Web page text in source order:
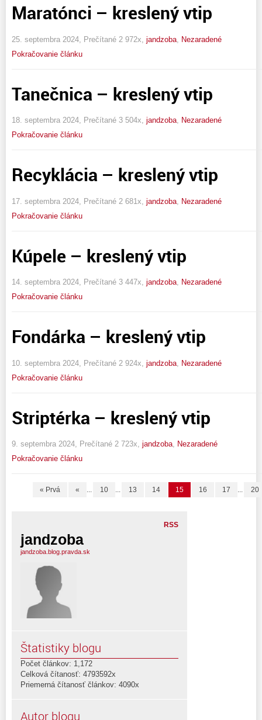
Maratónci – kreslený vtip
25. septembra 2024, Prečítané 2 972x, jandzoba Nezaradené
Pokračovanie článku
Tanečnica – kreslený vtip
18. septembra 2024, Prečítané 3 504x, jandzoba, Nezaradené
Pokračovanie článku
Recyklácia – kreslený vtip
17. septembra 2024, Prečítané 2 681x, jandzoba Nezaradené
Pokračovanie článku
Kúpele – kreslený vtip
14. septembra 2024, Prečítané 3 447x, jandzoba, Nezaradené
Pokračovanie článku
Fondárka – kreslený vtip
10. septembra 2024, Prečítané 2 924x, jandzoba Nezaradené
Pokračovanie článku
Striptérka – kreslený vtip
9. septembra 2024, Prečítané 2 723x, jandzoba, Nezaradené
Pokračovanie článku
« Prvá « ... 10 ... 13 14 15 16 17 ... 20
RSS
jandzoba
jandzoba.blog.pravda.sk
Štatistiky blogu
Počet článkov: 1,172
Celková čítanosť: 4793592x
Priemerná čítanosť článkov: 4090x
Autor blogu